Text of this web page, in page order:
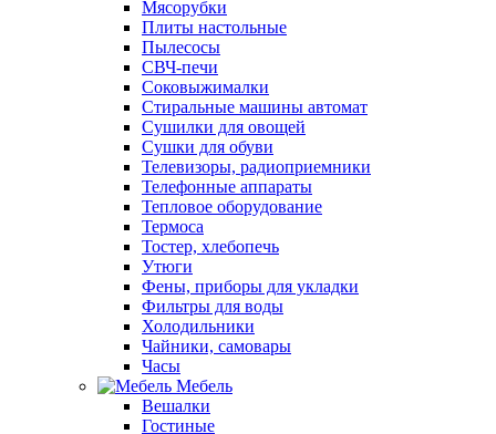
Мясорубки
Плиты настольные
Пылесосы
СВЧ-печи
Соковыжималки
Стиральные машины автомат
Сушилки для овощей
Сушки для обуви
Телевизоры, радиоприемники
Телефонные аппараты
Тепловое оборудование
Термоса
Тостер, хлебопечь
Утюги
Фены, приборы для укладки
Фильтры для воды
Холодильники
Чайники, самовары
Часы
Мебель
Вешалки
Гостиные